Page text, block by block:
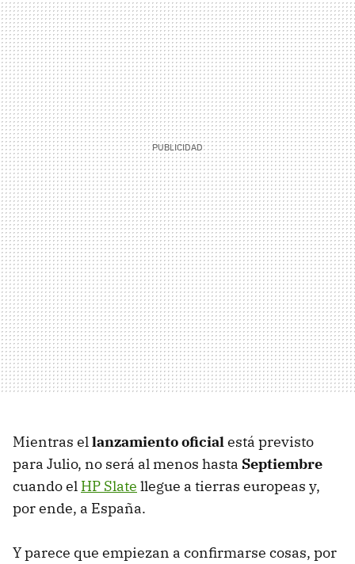
Mientras ellanzamiento oficialestá previsto
para Julio, no será al menos hasta Septiembre
cuando el HP Slate llegue a tierras europeas y,
por ende, a España.
Y parece que empiezan a confirmarse cosas, por